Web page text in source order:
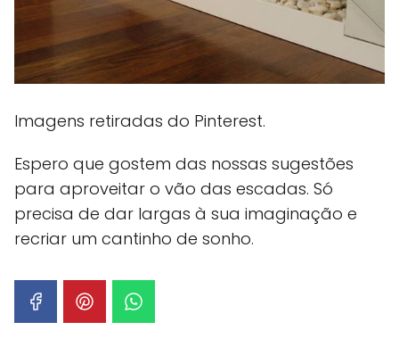
Imagens retiradas do Pinterest.
Espero que gostem das nossas sugestões
para aproveitar o vão das escadas. Só
precisa de dar largas à sua imaginação e
recriar um cantinho de sonho.